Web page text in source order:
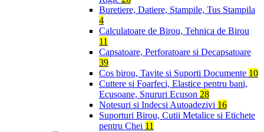
Buretiere, Datiere, Stampile, Tus Stampila
4
Calculatoare de Birou, Tehnica de Birou
11
Capsatoare, Perforatoare si Decapsatoare
39
Cos birou, Tavite si Suporti Documente 10
Cuttere si Foarfeci, Elastice pentru bani,
Ecusoane, Snururi Ecuson 28
Notesuri si Indecsi Autoadezivi 16
Suporturi Birou, Cutii Metalice si Etichete
pentru Chei 11